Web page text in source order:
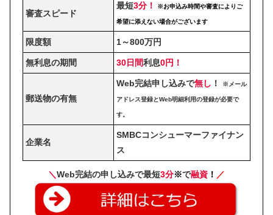
審査スピード
最短3分！ ※お申込み時間や審査によりご
希望に添えない場合がございます
限度額 1～800万円
無利息の期間 30日間利息0円！
郵送物の有無
Web完結申し込みで無し ！ ※メール
アドレス登録とWeb明細利用の登録が必要で
す。
企業名
SMBCコンシューマーファイナン
ス
＼Web完結の申し込みで最短3分※で融資 ！ ／